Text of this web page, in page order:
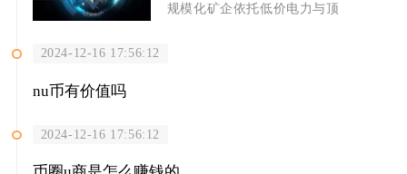
规模化矿企依托低价电力与顶
2024-12-16 17:56:12
nu币有价值吗
2024-12-16 17:56:12